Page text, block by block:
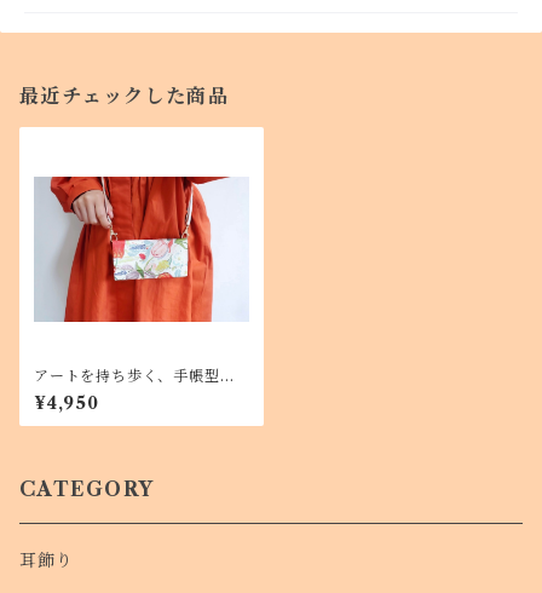
最近チェックした商品
アートを持ち歩く、手帳型ス
マホケースショルダータイ
プ 春を告げる花々 iPhone
13 Android対応
¥4,950
CATEGORY
耳飾り